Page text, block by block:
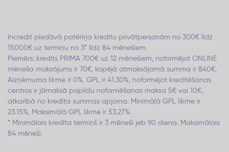
Incredit piedāvā patēriņa kredītu privātpersonām no 300€ līdz
15000€ uz termiņu no 3* līdz 84 mēnešiem
Piemērs: kredīts PRIMA 700€ uz 12 mēnešiem, noformējot ONLINE
mēneša maksājums ir 70€, kopējā atmaksājamā summa ir 840€,
Aizņēmuma likme ir 0%, GPL ir 41.30%, noformējot kreditēšanas
centros ir jāmaksā papildu noformēšanas maksa 5€ vai 10€,
atkarībā no kredīta summas apjoma. Minimālā GPL likme ir
23.15%, Maksimālā GPL likme ir 53.27%.
* Minimālais kredīta termiņš ir 3 mēneši jeb 90 diena. Maksimālais
84 mēneši.